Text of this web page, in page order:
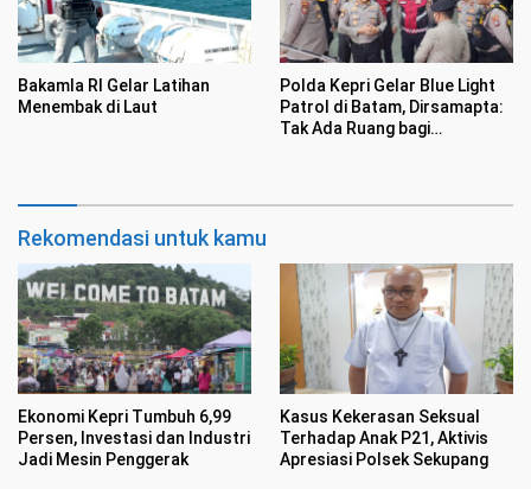
Bakamla RI Gelar Latihan
Menembak di Laut
Polda Kepri Gelar Blue Light
Patrol di Batam, Dirsamapta:
Tak Ada Ruang bagi
Rekomendasi untuk kamu
Ekonomi Kepri Tumbuh 6,99
Persen, Investasi dan Industri
Jadi Mesin Penggerak
Kasus Kekerasan Seksual
Terhadap Anak P21, Aktivis
Apresiasi Polsek Sekupang